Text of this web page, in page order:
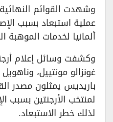
وشهدت القوائم النهائية
عملية استبعاد بسبب
ألمانيا لخدمات الموهبة
وكشفت وسائل إعلام
غونزالو مونتييل، وناهويل
باريديس يمثلون مصدر
لمنتخب الأرجنتين بسبب
لذلك خطر الاستبعاد.